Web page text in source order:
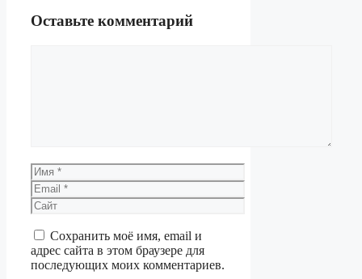
Оставьте комментарий
Имя
Email
Сайт
Сохранить моё имя, email и
адрес сайта в этом браузере для
последующих моих комментариев.